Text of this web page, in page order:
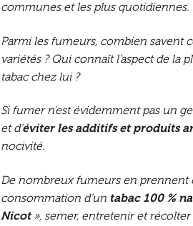
communes et les plus quotidiennes.
Parmi les fumeurs, combien savent
variétés ? Qui connaît l’aspect de
tabac chez lui ?
Si fumer n’est évidemment pas un
et d’éviter les additifs et produits
nocivité.
De nombreux fumeurs en prennent
consommation d’un tabac 100 %
Nicot», semer, entretenir et